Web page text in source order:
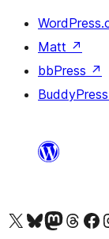
Matt ↗
bbPress ↗
BuddyPress
Visit our X (formerly Twitter) account
Visit our Bluesky account
Visit our Mastodon
Visit ourVisit our